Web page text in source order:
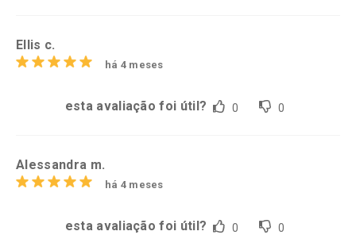
Ellis c.
há 4 meses
esta avaliação foi útil? 0 0
Alessandra m.
há 4 meses
esta avaliação foi útil? 0 0